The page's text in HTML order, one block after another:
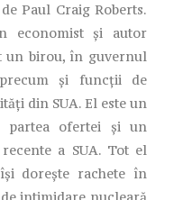
Paul Craig Roberts.
economist și autor
un birou, în guvernul
și funcții de
din SUA. El este un
partea ofertei și un
a SUA. Tot el
dorește rachete în